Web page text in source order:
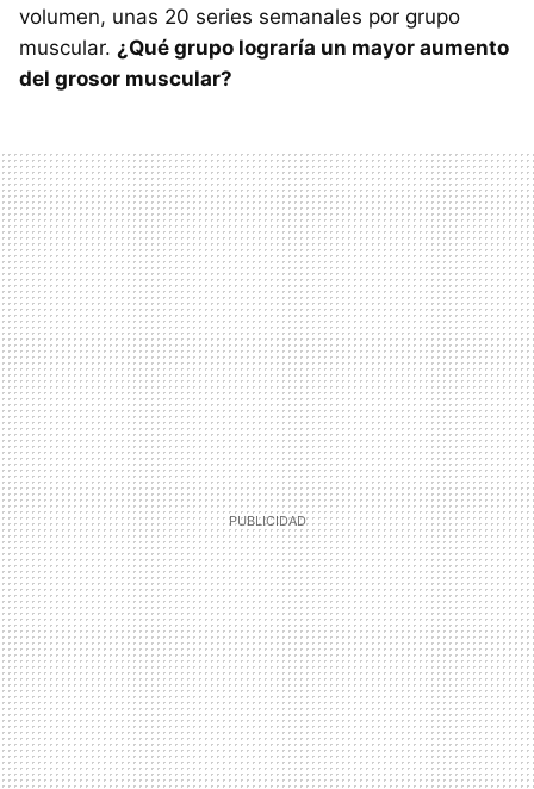
volumen, unas 20 series semanales por grupo
muscular. ¿Qué grupo lograría un mayor aumento
del grosor muscular?